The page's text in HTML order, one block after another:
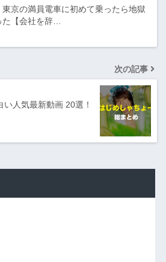
東京の満員電車に初めて乗ったら地獄
た【会社を辞…
次の記事
人気最新動画 20選！